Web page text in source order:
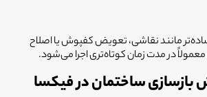
مانند نقاشی، تعویض کفپوش یا اصلاح
در مدت زمان کوتاه‌تری اجرا می‌شود.
ساختمان در فیکسا